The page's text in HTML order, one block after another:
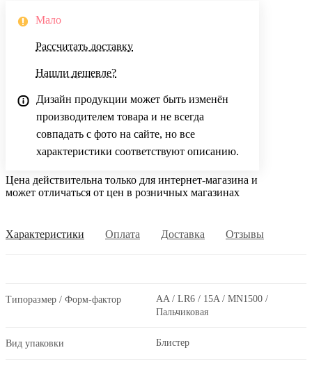
Мало
Рассчитать доставку
Нашли дешевле?
Дизайн продукции может быть изменён
производителем товара и не всегда
совпадать с фото на сайте, но все
характеристики соответствуют описанию.
Цена действительна только для интернет-магазина и
может отличаться от цен в розничных магазинах
Характеристики Оплата Доставка Отзывы
Типоразмер / Форм-фактор
AA / LR6 / 15A / MN1500 /
Пальчиковая
Вид упаковки Блистер